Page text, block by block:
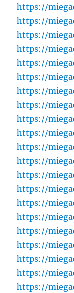
https://
https://
https://
https://
https://
https://
https://
https://
https://
https://
https://
https://
https://
https://
https://
https://
https://
https://
https://
https://
https://